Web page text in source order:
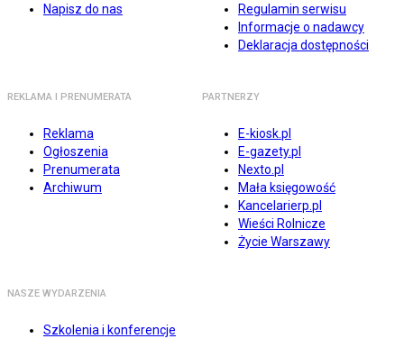
Napisz do nas
Regulamin serwisu
Informacje o nadawcy
Deklaracja dostępności
REKLAMA I PRENUMERATA
Reklama
Ogłoszenia
Prenumerata
Archiwum
PARTNERZY
E-kiosk.pl
E-gazety.pl
Nexto.pl
Mała księgowość
Kancelarierp.pl
Wieści Rolnicze
Życie Warszawy
NASZE WYDARZENIA
Szkolenia i konferencje